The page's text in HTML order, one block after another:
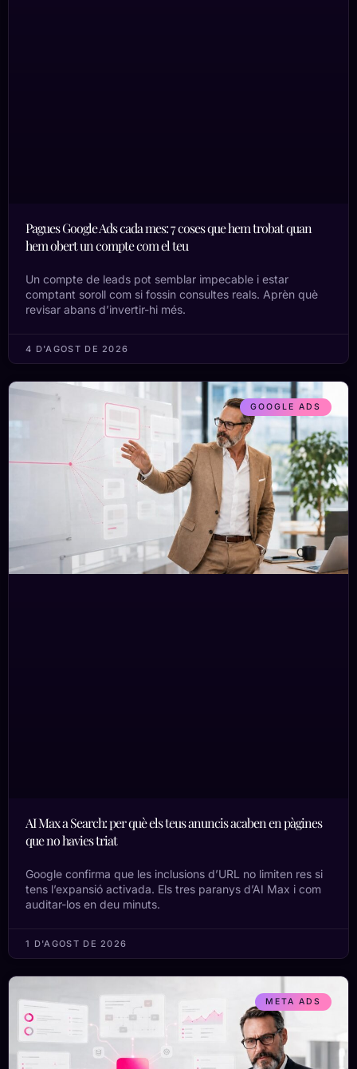
Pagues Google Ads cada mes: 7 coses que hem trobat quan
hem obert un compte com el teu
Un compte de leads pot semblar impecable i estar
comptant soroll com si fossin consultes reals. Aprèn què
revisar abans d’invertir-hi més.
4 D'AGOST DE 2026
GOOGLE ADS
AI Max a Search: per què els teus anuncis acaben en pàgines
que no havies triat
Google confirma que les inclusions d’URL no limiten res si
tens l’expansió activada. Els tres paranys d’AI Max i com
auditar-los en deu minuts.
1 D'AGOST DE 2026
META ADS